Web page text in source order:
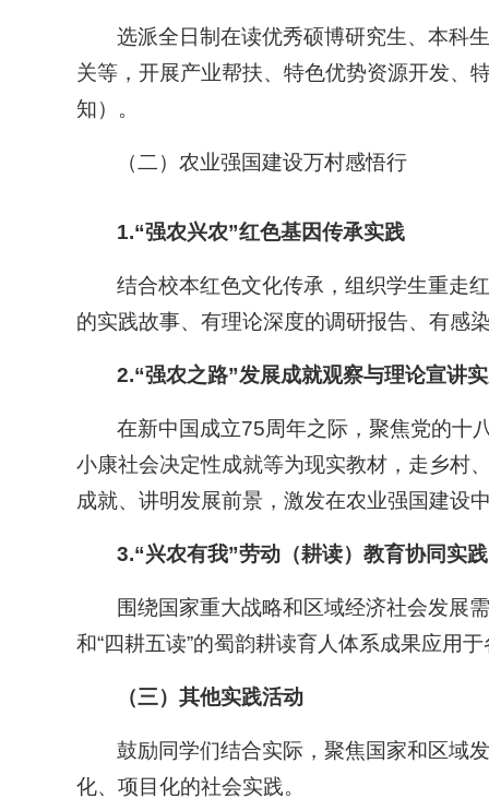
选派全日制在读优秀硕博研究生、本科
关等，开展产业帮扶、特色优势资源开发、
知）。
（二）农业强国建设万村感悟行
1.“强农兴农”红色基因传承实践
结合校本红色文化传承，组织学生重走
的实践故事、有理论深度的调研报告、有感
2.“强农之路”发展成就观察与理论宣讲
在新中国成立75周年之际，聚焦党的十
小康社会决定性成就等为现实教材，走乡村
成就、讲明发展前景，激发在农业强国建设
3.“兴农有我”劳动（耕读）教育协同实践
围绕国家重大战略和区域经济社会发展
和“四耕五读”的蜀韵耕读育人体系成果应用
（三）其他实践活动
鼓励同学们结合实际，聚焦国家和区域
化、项目化的社会实践。